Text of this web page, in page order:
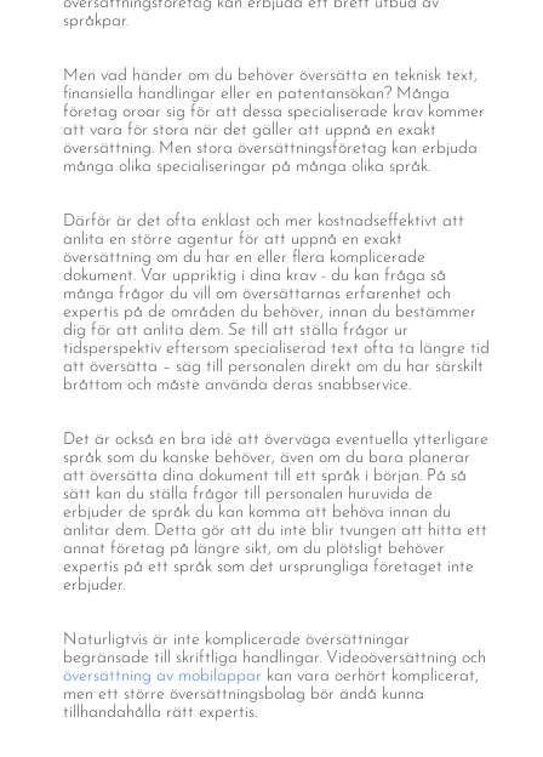
språkpar.
Men vad händer om du behöver översätta en teknisk text,
finansiella handlingar eller en patentansökan? Många
företag oroar sig för att dessa specialiserade krav kommer
att vara för stora när det gäller att uppnå en exakt
översättning. Men stora översättningsföretag kan erbjuda
många olika specialiseringar på många olika språk.
Därför är det ofta enklast och mer kostnadseffektivt att
anlita en större agentur för att uppnå en exakt
översättning om du har en eller flera komplicerade
dokument. Var uppriktig i dina krav - du kan fråga så
många frågor du vill om översättarnas erfarenhet och
expertis på de områden du behöver, innan du bestämmer
dig för att anlita dem. Se till att ställa frågor ur
tidsperspektiv eftersom specialiserad text ofta ta längre tid
att översätta – säg till personalen direkt om du har särskilt
bråttom och måste använda deras snabbservice.
Det är också en bra idé att överväga eventuella ytterligare
språk som du kanske behöver, även om du bara planerar
att översätta dina dokument till ett språk i början. På så
sätt kan du ställa frågor till personalen huruvida de
erbjuder de språk du kan komma att behöva innan du
anlitar dem. Detta gör att du inte blir tvungen att hitta ett
annat företag på längre sikt, om du plötsligt behöver
expertis på ett språk som det ursprungliga företaget inte
erbjuder.
Naturligtvis är inte komplicerade översättningar
begränsade till skriftliga handlingar. Videoöversättning och
översättning av mobilappar kan vara oerhört komplicerat,
men ett större översättningsbolag bör ändå kunna
tillhandahålla rätt expertis.